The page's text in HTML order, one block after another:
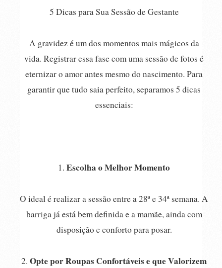
5 Dicas para Sua Sessão de Gestante
A gravidez é um dos momentos mais mágicos da
vida. Registrar essa fase com uma sessão de fotos é
eternizar o amor antes mesmo do nascimento. Para
garantir que tudo saia perfeito, separamos 5 dicas
essenciais:
1.Escolha o Melhor Momento
O ideal é realizar a sessão entre a 28ª e 34ª semana. A
barriga já está bem definida e a mamãe, ainda com
disposição e conforto para posar.
2.Opte por Roupas Confortáveis e que Valorizem